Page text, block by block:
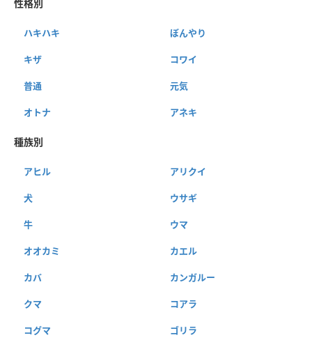
性格別
ハキハキ ぼんやり
キザ コワイ
普通 元気
オトナ アネキ
種族別
アヒル アリクイ
犬 ウサギ
牛 ウマ
オオカミ カエル
カバ カンガルー
クマ コアラ
コグマ ゴリラ